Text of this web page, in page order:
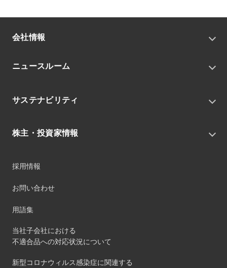
会社情報
会社概要
中期経営戦略
役員
事業
ニュースルーム
トピックス
IRニュース
サステナビリティ
環境
ガバナンス
マテリアリティ
サステナビリティデータ
第三者保証
社外団体への加盟
株主・投資家情報
財務ハイライト
IRカレンダー
個人投資家のみなさまへ
採用情報
お問い合わせ
用語集
当社子会社における
不適合品への対応状況について
新型コロナウィルス感染症に関連する